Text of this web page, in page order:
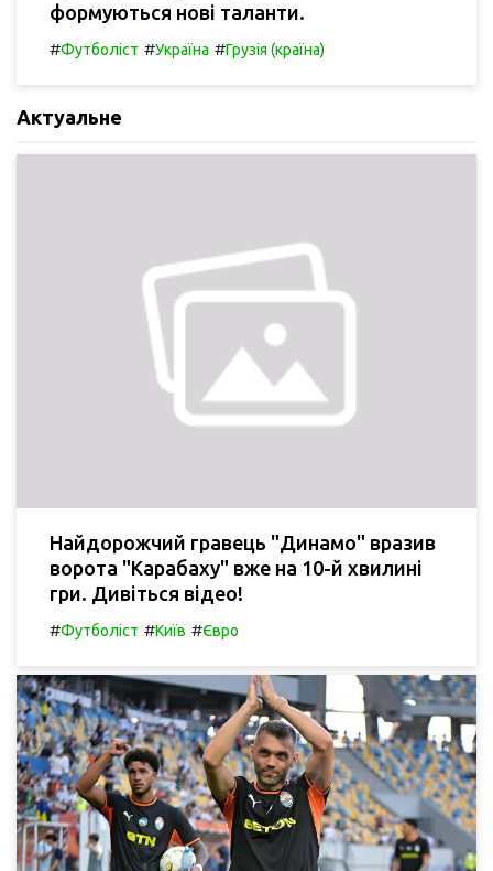
формуються нові таланти.
#Футболіст #Україна #Грузія (країна)
Актуальне
Найдорожчий гравець "Динамо" вразив
ворота "Карабаху" вже на 10-й хвилині
гри. Дивіться відео!
#Футболіст #Київ #Євро